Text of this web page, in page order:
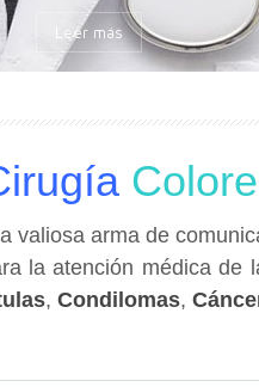
Responsabilidad,
valiosa arma de
la atención médica de
, Condilomas,